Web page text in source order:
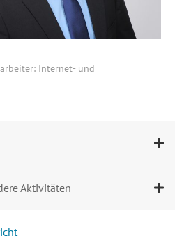
Internet- und
Aktivitäten